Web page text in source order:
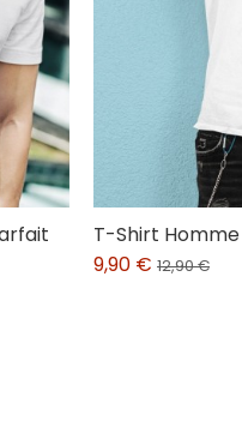
T-Shirt Homme
9,90 € 12,90 €